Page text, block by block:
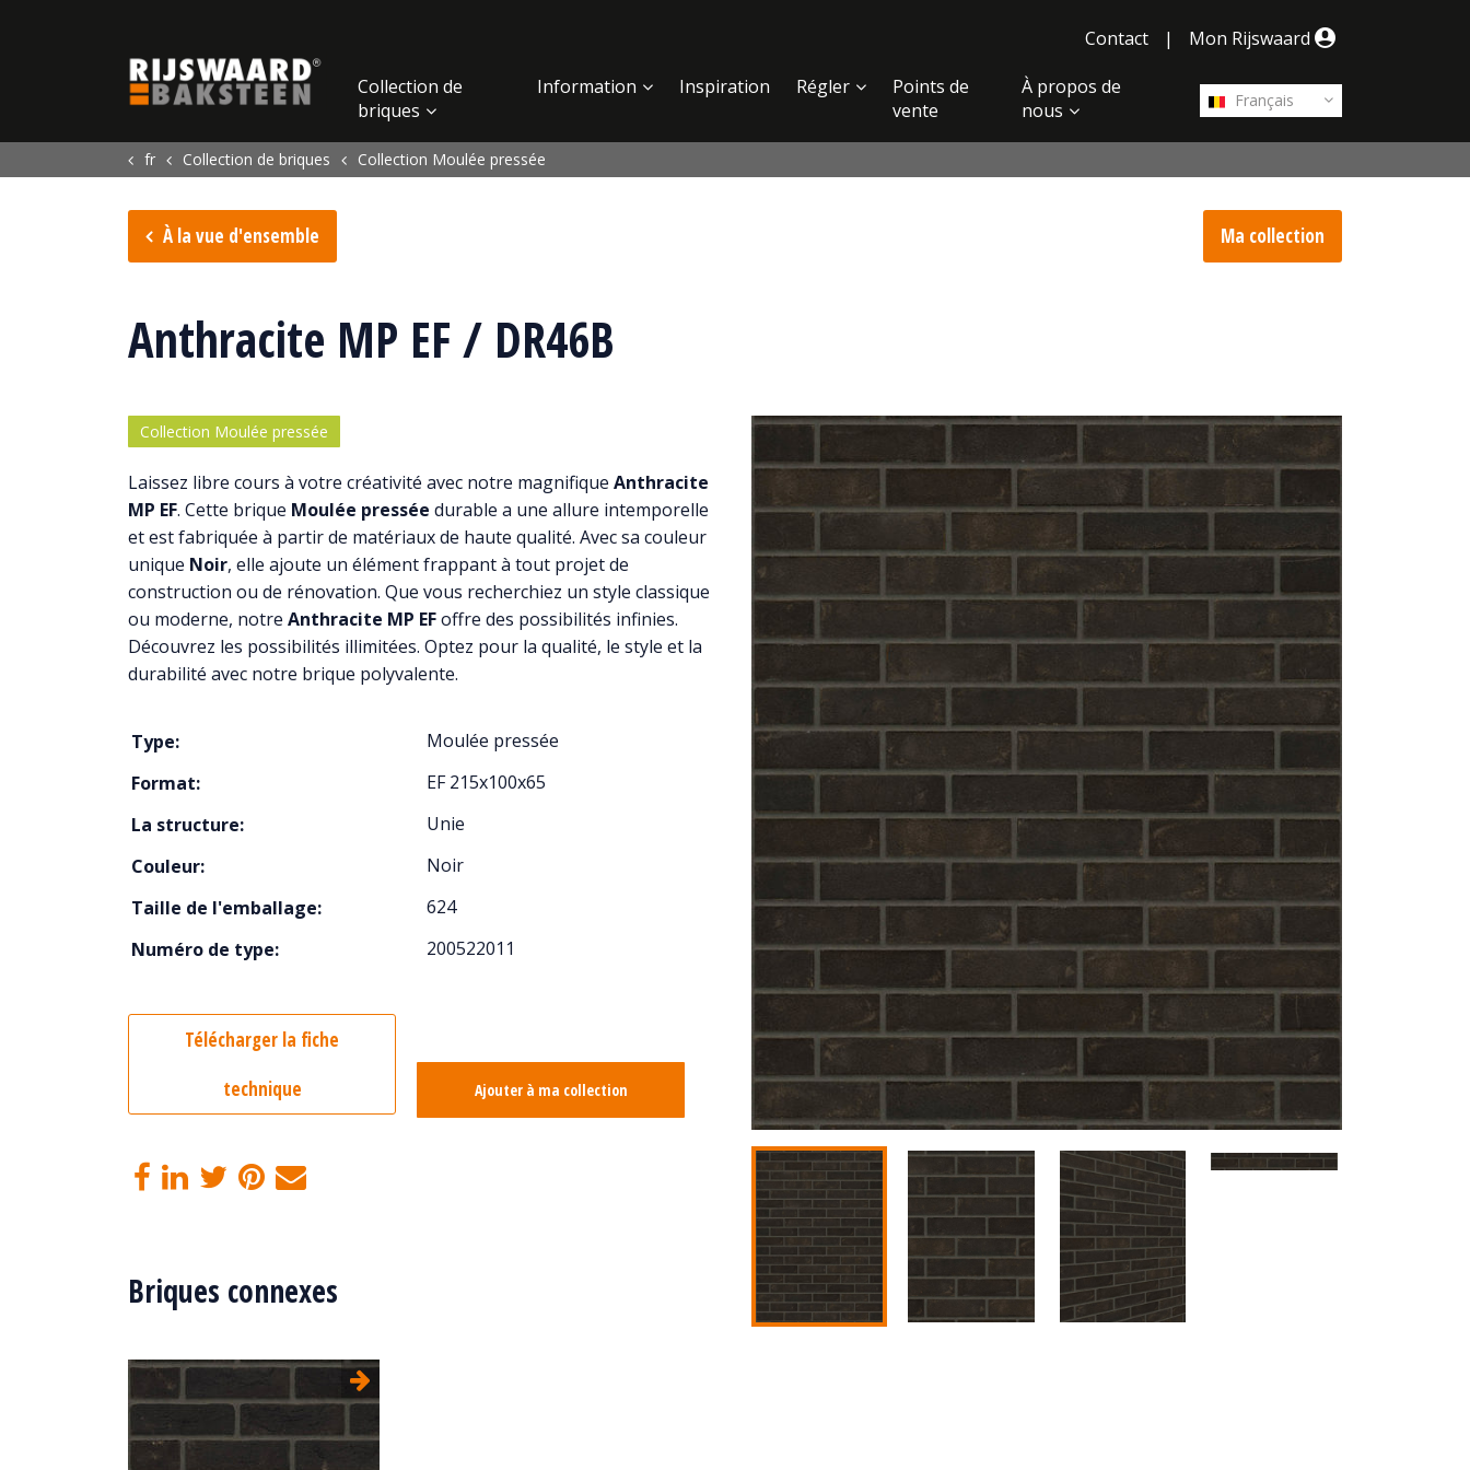
Contact
| Mon Rijswaard
Français
Collection de
briques
Information Inspiration Régler
Points de
vente
À propos de
nous
fr Collection de briques Collection Moulée pressée
À la vue d'ensemble Ma collection
Anthracite MP EF / DR46B
Collection Moulée pressée
Laissez libre cours à votre créativité avec notre magnifique Anthracite
MP EF. Cette brique Moulée pressée durable a une allure intemporelle
et est fabriquée à partir de matériaux de haute qualité. Avec sa couleur
unique Noir, elle ajoute un élément frappant à tout projet de
construction ou de rénovation. Que vous recherchiez un style classique
ou moderne, notre Anthracite MP EFoffre des possibilités infinies.
Découvrez les possibilités illimitées. Optez pour la qualité, le style et la
durabilité avec notre brique polyvalente.
Type:
Moulée pressée
Format:
EF 215x100x65
La structure:
Unie
Couleur:
Noir
Taille de l'emballage:
624
Numéro de type:
200522011
Télécharger la fiche
technique
Ajouter à ma collection
Briques connexes